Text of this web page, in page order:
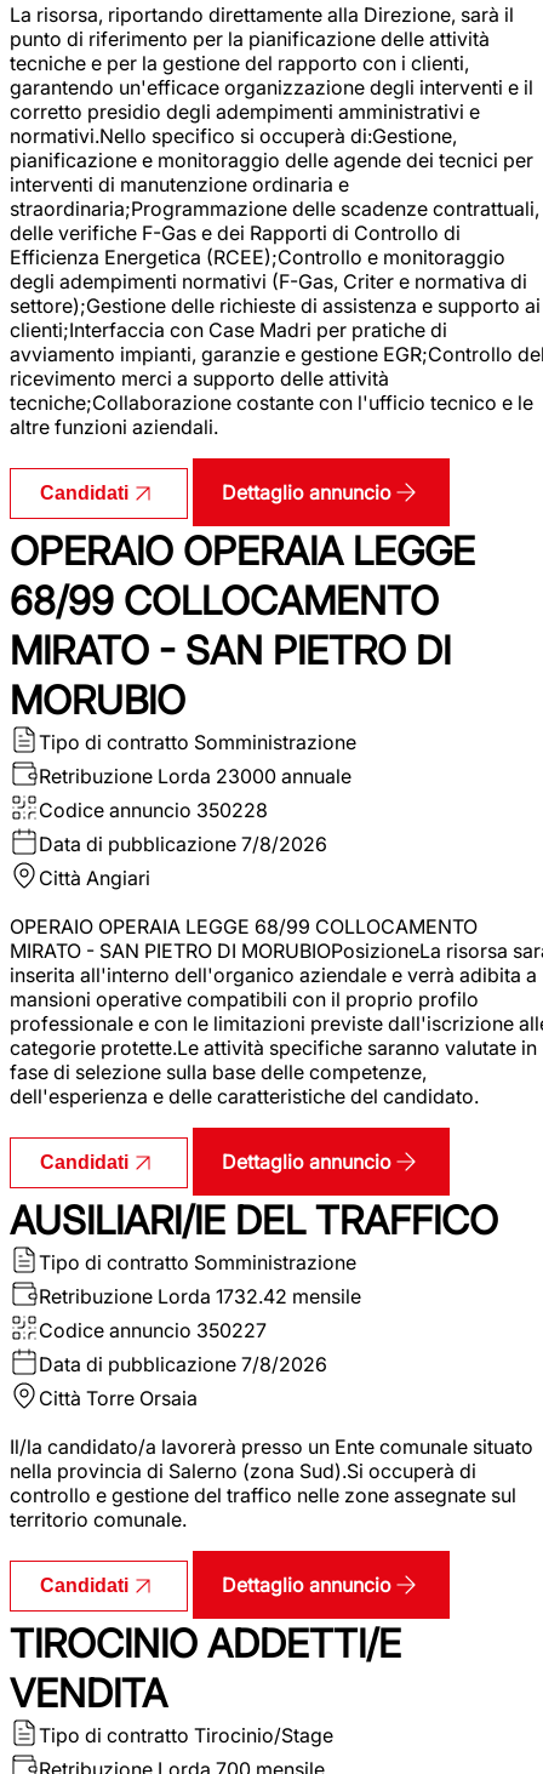
La risorsa, riportando direttamente alla Direzione, sarà il
punto di riferimento per la pianificazione delle attività
tecniche e per la gestione del rapporto con i clienti,
garantendo un'efficace organizzazione degli interventi e il
corretto presidio degli adempimenti amministrativi e
normativi.Nello specifico si occuperà di:Gestione,
pianificazione e monitoraggio delle agende dei tecnici per
interventi di manutenzione ordinaria e
straordinaria;Programmazione delle scadenze contrattuali,
delle verifiche F-Gas e dei Rapporti di Controllo di
Efficienza Energetica (RCEE);Controllo e monitoraggio
degli adempimenti normativi (F-Gas, Criter e normativa di
settore);Gestione delle richieste di assistenza e supporto ai
clienti;Interfaccia con Case Madri per pratiche di
avviamento impianti, garanzie e gestione EGR;Controllo
ricevimento merci a supporto delle attività
tecniche;Collaborazione costante con l'ufficio tecnico e le
altre funzioni aziendali.
Candidati Dettaglio annuncio
OPERAIO OPERAIA LEGGE
68/99 COLLOCAMENTO
MIRATO - SAN PIETRO DI
MORUBIO
Tipo di contratto Somministrazione
Retribuzione Lorda 23000 annuale
Codice annuncio 350228
Data di pubblicazione 7/8/2026
Città Angiari
OPERAIO OPERAIA LEGGE 68/99 COLLOCAMENTO
MIRATO - SAN PIETRO DI MORUBIOPosizioneLa risorsa
inserita all'interno dell'organico aziendale e verrà adibita a
mansioni operative compatibili con il proprio profilo
professionale e con le limitazioni previste dall'iscrizione
categorie protette.Le attività specifiche saranno valutate in
fase di selezione sulla base delle competenze,
dell'esperienza e delle caratteristiche del candidato.
Candidati Dettaglio annuncio
AUSILIARI/IE DEL TRAFFICO
Tipo di contratto Somministrazione
Retribuzione Lorda 1732.42 mensile
Codice annuncio 350227
Data di pubblicazione 7/8/2026
Città Torre Orsaia
Il/la candidato/a lavorerà presso un Ente comunale situato
nella provincia di Salerno (zona Sud).Si occuperà di
controllo e gestione del traffico nelle zone assegnate sul
territorio comunale.
Candidati Dettaglio annuncio
TIROCINIO ADDETTI/E
VENDITA
Tipo di contratto Tirocinio/Stage
Retribuzione Lorda 700 mensile